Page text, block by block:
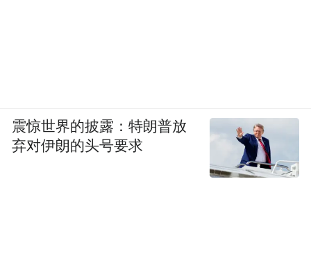
震惊世界的披露：特朗普放
弃对伊朗的头号要求